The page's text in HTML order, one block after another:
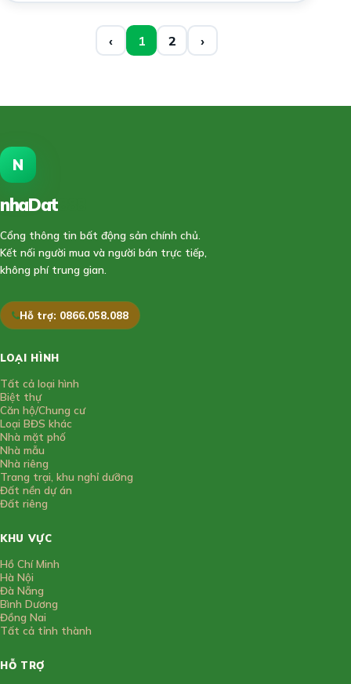
‹ 1 2 ›
N
nhaDat
Cổng thông tin bất động sản chính chủ.
Kết nối người mua và người bán trực tiếp,
không phí trung gian.
Hỗ trợ: 0866.058.088
LOẠI HÌNH
Tất cả loại hình
Biệt thự
Căn hộ/Chung cư
Loại BĐS khác
Nhà mặt phố
Nhà mẫu
Nhà riêng
Trang trại, khu nghỉ dưỡng
Đất nền dự án
Đất riêng
KHU VỰC
Hồ Chí Minh
Hà Nội
Đà Nẵng
Bình Dương
Đồng Nai
Tất cả tỉnh thành
HỖ TRỢ